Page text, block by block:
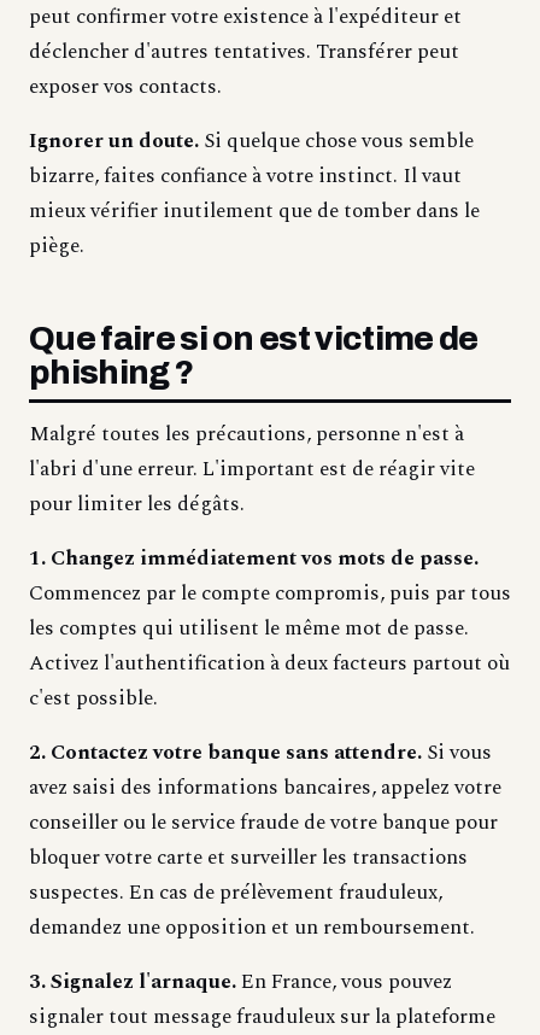
peut confirmer votre existence à l'expéditeur et
déclencher d'autres tentatives. Transférer peut
exposer vos contacts.
Ignorer un doute.Si quelque chose vous semble
bizarre, faites confiance à votre instinct. Il vaut
mieux vérifier inutilement que de tomber dans le
piège.
Que faire si on est victime de
phishing ?
Malgré toutes les précautions, personne n'est à
l'abri d'une erreur. L'important est de réagir vite
pour limiter les dégâts.
1. Changez immédiatement vos mots de passe.
Commencez par le compte compromis, puis par tous
les comptes qui utilisent le même mot de passe.
Activez l'authentification à deux facteurs partout où
c'est possible.
2. Contactez votre banque sans attendre.Si vous
avez saisi des informations bancaires, appelez votre
conseiller ou le service fraude de votre banque pour
bloquer votre carte et surveiller les transactions
suspectes. En cas de prélèvement frauduleux,
demandez une opposition et un remboursement.
3. Signalez l'arnaque.En France, vous pouvez
signaler tout message frauduleux sur la plateforme